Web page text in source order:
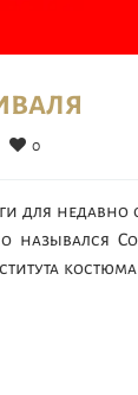
0
для
назывался